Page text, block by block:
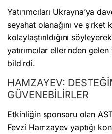
Yatırımcıları Ukrayna’ya
seyahat olanağını ve şirket
kolaylaştırıldığını
yatırımcılar ellerinden gelen
bildirdi.
HAMZAYEV:
GÜVENEBİLİRLER
Etkinliğin sponsoru olan
Fevzi Hamzayev yaptığı